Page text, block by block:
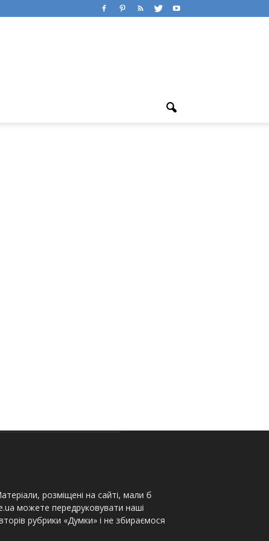
розміщені на сайті, мали б
можете передруковувати наші
рубрики «Думки» і не збираємося